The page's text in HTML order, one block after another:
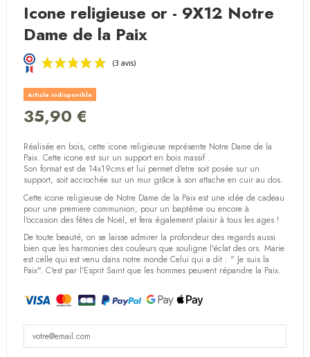
Icone religieuse or - 9X12 Notre
Dame de la Paix
(3 avis)
Article indisponible
35,90 €
Réalisée en bois, cette icone religieuse représente Notre Dame de la
Paix. Cette icone est sur un support en bois massif .
Son format est de 14x19cms et lui permet d'etre soit posée sur un
support, soit accrochée sur un mur grâce à son attache en cuir au dos.
Cette icone religieuse de Notre Dame de la Paix est une idée de cadeau
pour une premiere communion, pour un baptême ou encore à
l'occasion des fêtes de Noël, et fera également plaisir à tous les ages !
De toute beauté, on se laisse admirer la profondeur des regards aussi
bien que les harmonies des couleurs que souligne l'éclat des ors. Marie
est celle qui est venu dans notre monde Celui qui a dit : " Je suis la
Paix". C'est par l'Esprit Saint que les hommes peuvent répandre la Paix.